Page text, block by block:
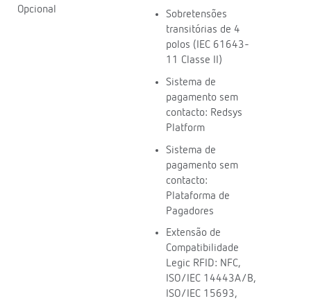
Opcional
Sobretensões
transitórias de 4
polos (IEC 61643-
11 Classe II)
Sistema de
pagamento sem
contacto: Redsys
Platform
Sistema de
pagamento sem
contacto:
Plataforma de
Pagadores
Extensão de
Compatibilidade
Legic RFID: NFC,
ISO/IEC 14443A/B,
ISO/IEC 15693,